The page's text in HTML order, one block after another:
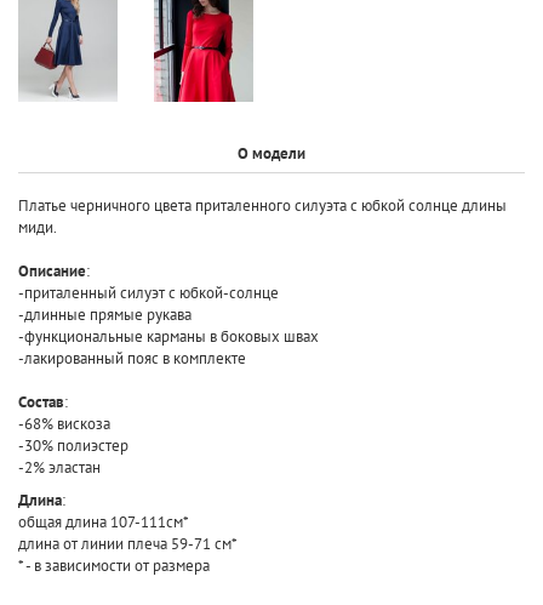
О модели
Платье черничного цвета приталенного силуэта с юбкой солнце длины
миди.
Описание:
-приталенный силуэт с юбкой-солнце
-длинные прямые рукава
-функциональные карманы в боковых швах
-лакированный пояс в комплекте
Состав:
-68% вискоза
-30% полиэстер
-2% эластан
Длина:
общая длина 107-111см*
длина от линии плеча 59-71 см*
* - в зависимости от размера